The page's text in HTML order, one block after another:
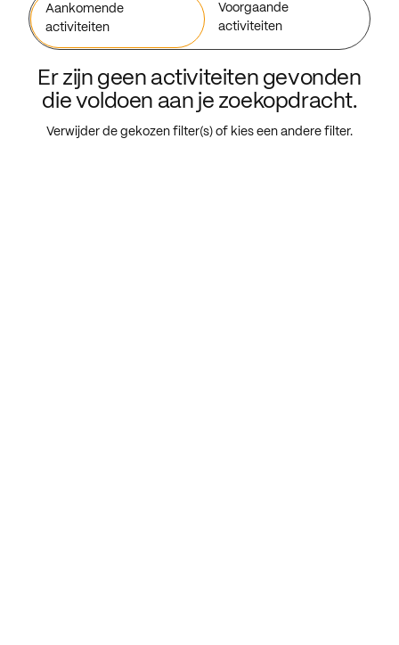
Aankomende
activiteiten
Voorgaande
activiteiten
Er zijn geen activiteiten gevonden
die voldoen aan je zoekopdracht.
Verwijder de gekozen filter(s) of kies een andere filter.